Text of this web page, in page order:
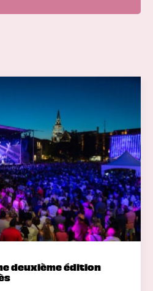
deuxième édition